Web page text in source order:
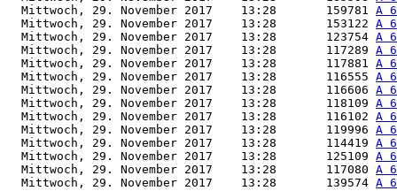
  Mittwoch, 29. November 2017    13:28       159781
A
  Mittwoch, 29. November 2017    13:28       153122
A
  Mittwoch, 29. November 2017    13:28       123754
A
  Mittwoch, 29. November 2017    13:28       117289
A
  Mittwoch, 29. November 2017    13:28       117881
A
  Mittwoch, 29. November 2017    13:28       116555
A
  Mittwoch, 29. November 2017    13:28       116606
A
  Mittwoch, 29. November 2017    13:28       118109
A
  Mittwoch, 29. November 2017    13:28       116102
A
  Mittwoch, 29. November 2017    13:28       119996
A
  Mittwoch, 29. November 2017    13:28       114419
A
  Mittwoch, 29. November 2017    13:28       125109
A
  Mittwoch, 29. November 2017    13:28       117080
A
  Mittwoch, 29. November 2017    13:28       139574
A